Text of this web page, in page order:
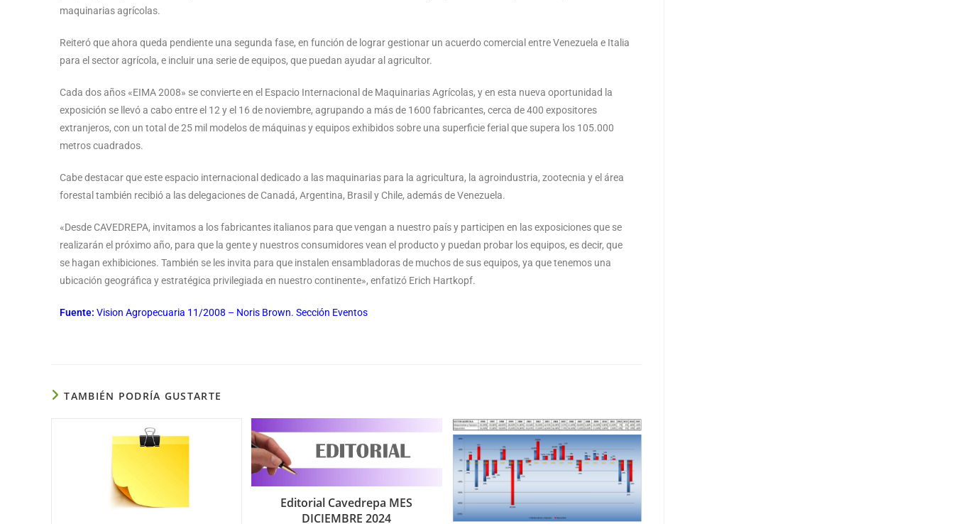
maquinarias agrícolas.
Reiteró que ahora queda pendiente una segunda fase, en función de lograr gestionar un acuerdo comercial entre Venezuela e Italia
para el sector agrícola, e incluir una serie de equipos, que puedan ayudar al agricultor.
Cada dos años «EIMA 2008» se convierte en el Espacio Internacional de Maquinarias Agrícolas, y en esta nueva oportunidad la
exposición se llevó a cabo entre el 12 y el 16 de noviembre, agrupando a más de 1600 fabricantes, cerca de 400 expositores
extranjeros, con un total de 25 mil modelos de máquinas y equipos exhibidos sobre una superficie ferial que supera los 105.000
metros cuadrados.
Cabe destacar que este espacio internacional dedicado a las maquinarias para la agricultura, la agroindustria, zootecnia y el área
forestal también recibió a las delegaciones de Canadá, Argentina, Brasil y Chile, además de Venezuela.
«Desde CAVEDREPA, invitamos a los fabricantes italianos para que vengan a nuestro país y participen en las exposiciones que se
realizarán el próximo año, para que la gente y nuestros consumidores vean el producto y puedan probar los equipos, es decir, que
se hagan exhibiciones. También se les invita para que instalen ensambladoras de muchos de sus equipos, ya que tenemos una
ubicación geográfica y estratégica privilegiada en nuestro continente», enfatizó Erich Hartkopf.
Fuente: Vision Agropecuaria 11/2008 – Noris Brown. Sección Eventos
TAMBIÉN PODRÍA GUSTARTE
Editorial Cavedrepa MES
DICIEMBRE 2024